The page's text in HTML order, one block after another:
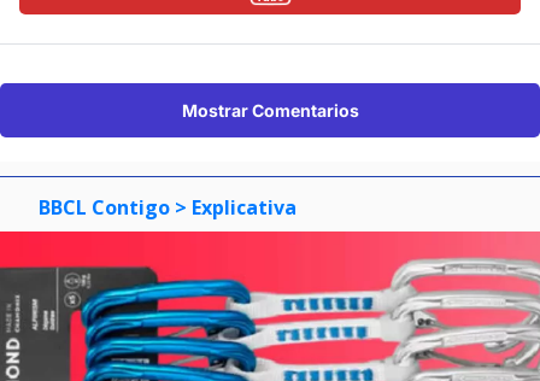
Mostrar Comentarios
BBCL Contigo > Explicativa